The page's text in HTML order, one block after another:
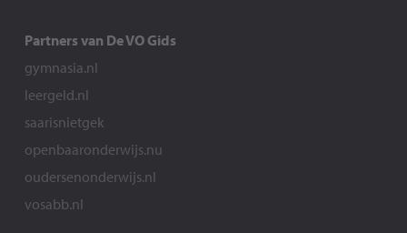
Partners van De VO Gids
gymnasia.nl
leergeld.nl
saarisnietgek
openbaaronderwijs.nu
oudersenonderwijs.nl
vosabb.nl